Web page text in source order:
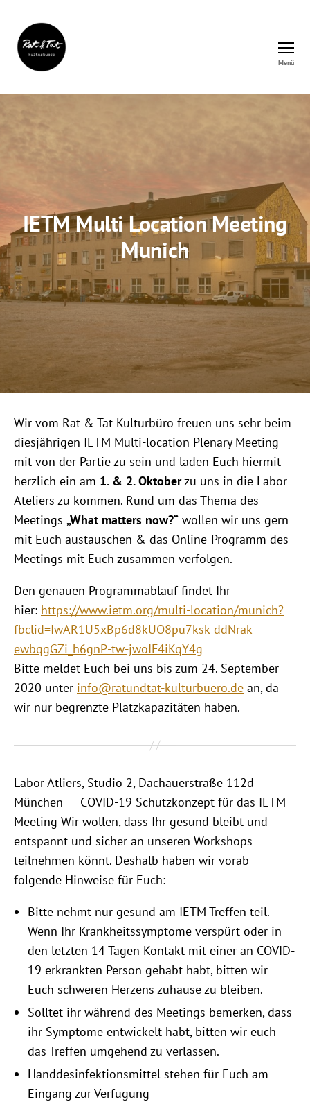
–
Menü
IETM Multi Location Meeting
Munich
Wir vom Rat & Tat Kulturbüro freuen uns sehr beim
diesjährigen IETM Multi-location Plenary Meeting
mit von der Partie zu sein und laden Euch hiermit
herzlich ein am 1. & 2. Oktoberzu uns in die Labor
Ateliers zu kommen. Rund um das Thema des
Meetings „What matters now?“ wollen wir uns gern
mit Euch austauschen & das Online-Programm des
Meetings mit Euch zusammen verfolgen.
Den genauen Programmablauf findet Ihr
hier: https://www.ietm.org/multi-location/munich?
fbclid=IwAR1U5xBp6d8kUO8pu7ksk-ddNrak-
ewbqgGZi_h6gnP-tw-jwoIF4iKqY4g
Bitte meldet Euch bei uns bis zum 24. September
2020 unter info@ratundtat-kulturbuero.de an, da
wir nur begrenzte Platzkapazitäten haben.
Labor Atliers, Studio 2, Dachauerstraße 112d
München COVID-19 Schutzkonzept für das IETM
Meeting Wir wollen, dass Ihr gesund bleibt und
entspannt und sicher an unseren Workshops
teilnehmen könnt. Deshalb haben wir vorab
folgende Hinweise für Euch:
Bitte nehmt nur gesund am IETM Treffen teil.
Wenn Ihr Krankheitssymptome verspürt oder in
den letzten 14 Tagen Kontakt mit einer an COVID-
19 erkrankten Person gehabt habt, bitten wir
Euch schweren Herzens zuhause zu bleiben.
Solltet ihr während des Meetings bemerken, dass
ihr Symptome entwickelt habt, bitten wir euch
das Treffen umgehend zu verlassen.
Handdesinfektionsmittel stehen für Euch am
Eingang zur Verfügung